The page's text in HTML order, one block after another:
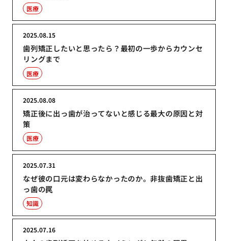
医療
歯列矯正したいと思ったら？最初の一歩からカウンセ
リングまで
2025.08.15
医療
矯正後に出っ歯が治ってないと感じる最大の原因と対
策
2025.08.08
医療
なぜ彼の口元は変わらなかったのか。非抜歯矯正と出
っ歯の罠
2025.07.31
知識
2025.07.16